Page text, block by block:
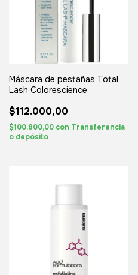
Máscara de pestañas Total
Lash Colorescience
$112.000,00
$100.800,00 con Transferencia
o depósito